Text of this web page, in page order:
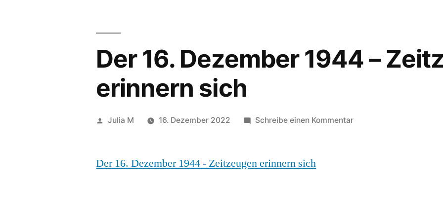
Der 16. Dezember 1944 –
erinnern sich
Julia M 16. Dezember 2022 Schreibe einen Kommentar
Der 16. Dezember 1944 - Zeitzeugen erinnern sich